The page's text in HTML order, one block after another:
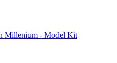
Millenium - Model Kit